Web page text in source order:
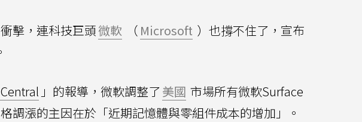
擊，連科技巨頭微軟 （ Microsoft ）也撐不住了，宣布
」的報導，微軟調整了美國 市場所有微軟Surface
調漲的主因在於「近期記憶體與零組件成本的增加」。